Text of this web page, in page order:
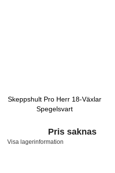
Skeppshult Pro Herr 18-Växlar
Spegelsvart
Pris saknas
Visa lagerinformation